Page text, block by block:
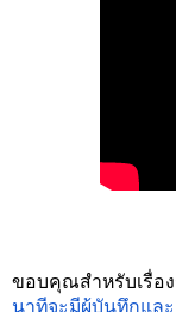
ขอบคุณสำหรับเรื่อ
นาทีจะมีผู้บันทึกแล